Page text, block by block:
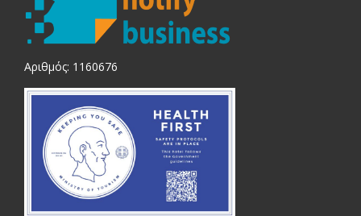
Αριθμός: 1160676